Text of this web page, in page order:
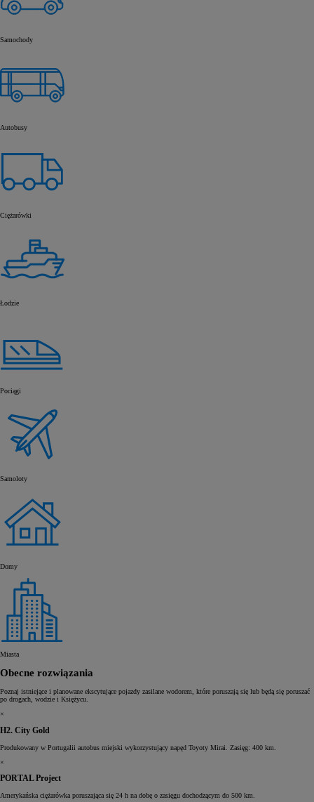
Samochody
Autobusy
Ciężarówki
Łodzie
Pociągi
Samoloty
Domy
Miasta
Obecne rozwiązania
Poznaj istniejące i planowane ekscytujące pojazdy zasilane wodorem, które poruszają się lub będą się poruszać
po drogach, wodzie i Księżycu.
×
H2. City Gold
Produkowany w Portugalii autobus miejski wykorzystujący napęd Toyoty Mirai. Zasięg: 400 km.
×
PORTAL Project
Amerykańska ciężarówka poruszająca się 24 h na dobę o zasięgu dochodzącym do 500 km.